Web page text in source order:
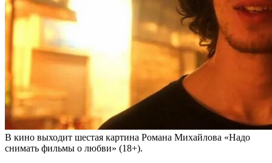
В кино выходит шестая картина Романа Михайлова «Надо
снимать фильмы о любви» (18+).